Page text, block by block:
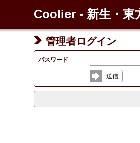
Coolier - 新生・東
管理者ログイン
パスワード
送信